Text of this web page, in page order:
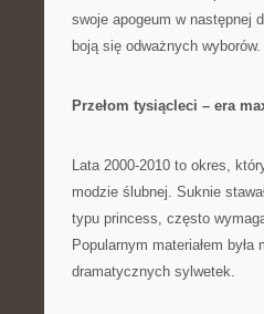
swoje apogeum w następnej
boją się odważnych wyborów.
Przełom tysiącleci – era
Lata 2000-2010 to okres,
modzie ślubnej. Suknie
typu princess, często
Popularnym materiałem
dramatycznych sylwetek.